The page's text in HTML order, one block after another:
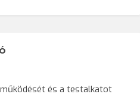
és a testalkatot